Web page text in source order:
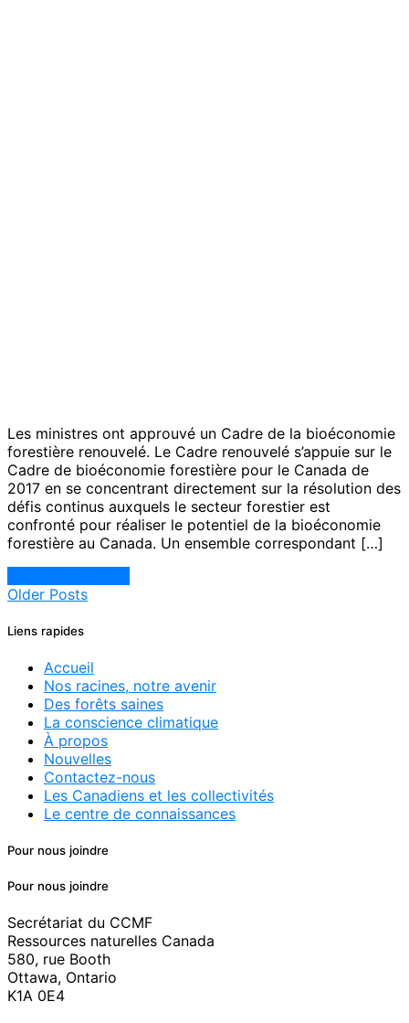
Les ministres ont approuvé un Cadre de la bioéconomie
forestière renouvelé. Le Cadre renouvelé s’appuie sur le
Cadre de bioéconomie forestière pour le Canada de
2017 en se concentrant directement sur la résolution des
défis continus auxquels le secteur forestier est
confronté pour réaliser le potentiel de la bioéconomie
forestière au Canada. Un ensemble correspondant […]
Navigation
des
Older Posts
Liens rapides
Accueil
Nos racines, notre avenir
Des forêts saines
La conscience climatique
À propos
Nouvelles
Contactez-nous
Les Canadiens et les collectivités
Le centre de connaissances
Pour nous joindre
Pour nous joindre
Secrétariat du CCMF
Ressources naturelles Canada
580, rue Booth
Ottawa, Ontario
K1A 0E4